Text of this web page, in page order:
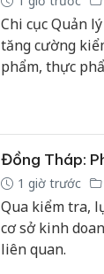
Chi cục Quản
tăng cường
phẩm, thực
Đồng Tháp:
1 giờ trước
Qua kiểm tra,
cơ sở kinh
liên quan.